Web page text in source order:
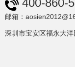
400-860-
邮箱：
深圳市宝安区福永大